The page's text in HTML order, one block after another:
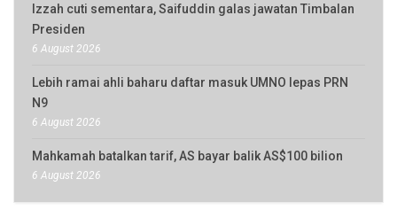
Izzah cuti sementara, Saifuddin galas jawatan Timbalan
Presiden
6 August 2026
Lebih ramai ahli baharu daftar masuk UMNO lepas PRN
N9
6 August 2026
Mahkamah batalkan tarif, AS bayar balik AS$100 bilion
6 August 2026